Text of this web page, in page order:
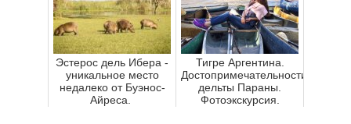
Эстерос дель Ибера -
уникальное место
недалеко от Буэнос-
Айреса.
Тигре Аргентина.
Достопримечательности
дельты Параны.
Фотоэкскурсия.